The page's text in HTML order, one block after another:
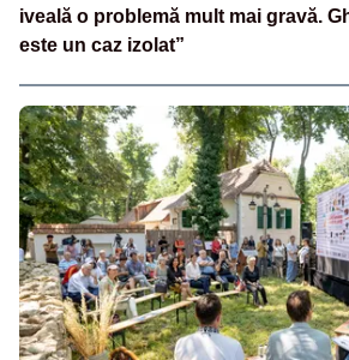
iveală o problemă mult mai gravă.
este un caz izolat”